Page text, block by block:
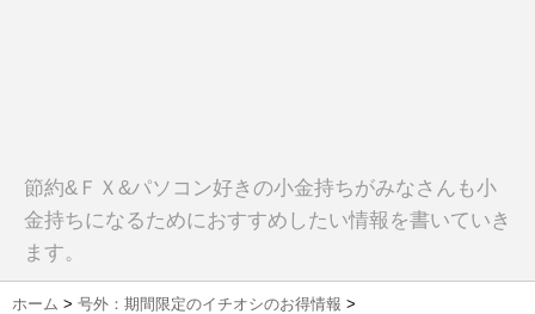
節約&ＦＸ&パソコン好きの小金持ちがみなさんも小
金持ちになるためにおすすめしたい情報を書いていき
ます。
ホーム > 号外：期間限定のイチオシのお得情報 >